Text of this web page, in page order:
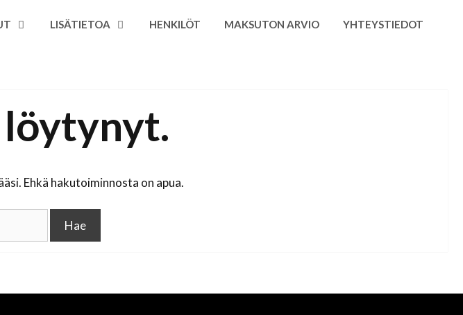
LISÄTIETOA HENKILÖT MAKSUTON ARVIO YHTEYSTIEDOT
Ehkä hakutoiminnosta on apua.